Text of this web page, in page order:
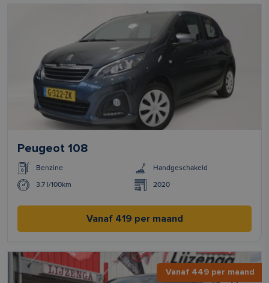
Peugeot 108
Benzine Handgeschakeld
3.7 l/100km 2020
Vanaf 419 per maand
Vanaf 449 per maand